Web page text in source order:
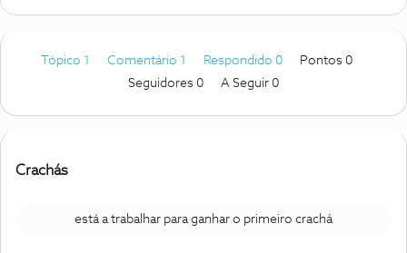
Tópico 1 Comentário 1 Respondido 0
Pontos 0
Seguidores 0 A Seguir 0
Crachás
está a trabalhar para ganhar o primeiro crachá